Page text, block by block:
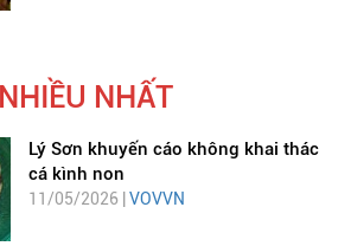
NHẤT
Lý Sơn khuyến cáo không khai thác
cá kình non
11/05/2026 | VOVVN